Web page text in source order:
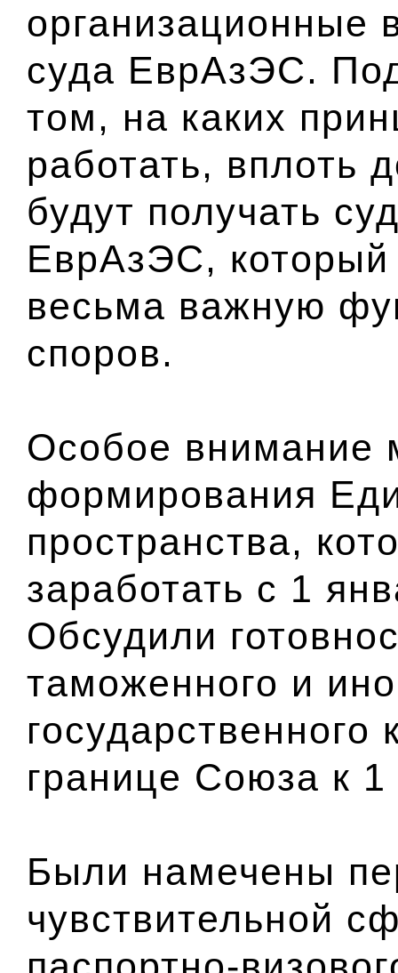
организационные
суда ЕврАзЭС.
том, на каких
работать, вплоть
будут получать
ЕврАзЭС, который
весьма важную
споров.
Особое внимание
формирования
пространства,
заработать с 1
Обсудили
таможенного и
границе Союза к
Были намечены
чувствительной